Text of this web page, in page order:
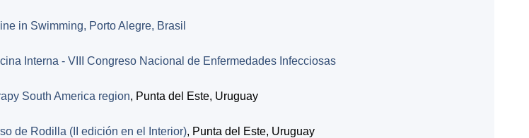
in Swimming, Porto Alegre, Brasil
Interna - VIII Congreso Nacional de Enfermedades Infecciosas
South America region, Punta del Este, Uruguay
de Rodilla (II edición en el Interior), Punta del Este, Uruguay